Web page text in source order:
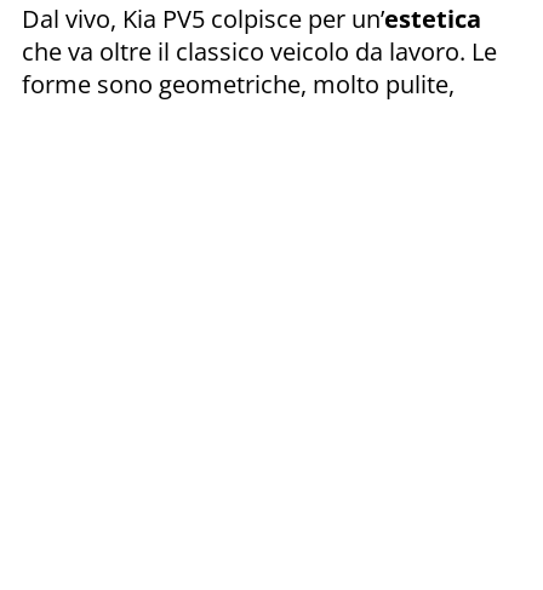
Dal vivo, Kia PV5 colpisce per un’estetica
che va oltre il classico veicolo da lavoro. Le
forme sono geometriche, molto pulite,